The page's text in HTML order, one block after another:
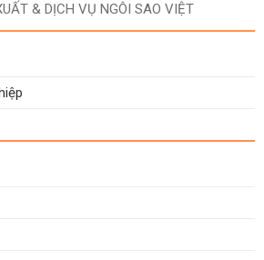
& DỊCH VỤ NGÔI SAO VIỆT